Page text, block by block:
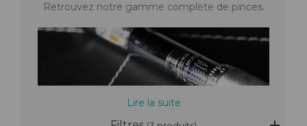
Retrouvez notre gamme complète de pinces.
Lire la suite